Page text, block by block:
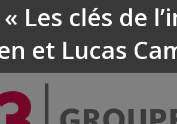
« Les clés de
et Lucas